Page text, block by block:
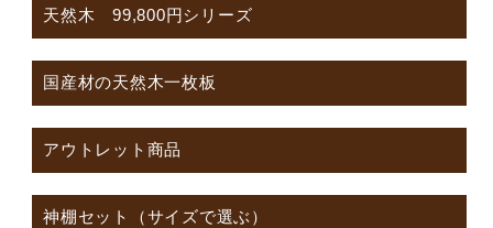
天然木 99,800円シリーズ
国産材の天然木一枚板
アウトレット商品
神棚セット（サイズで選ぶ）